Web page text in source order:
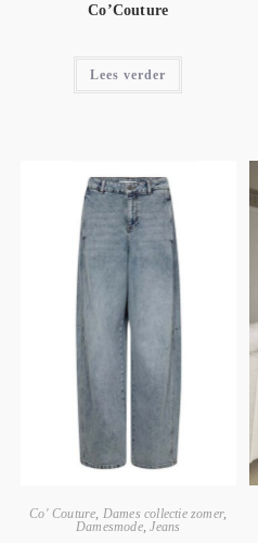
Co’Couture
Lees verder
Co' Couture Dames collectie zomer,
Damesmode,Jeans